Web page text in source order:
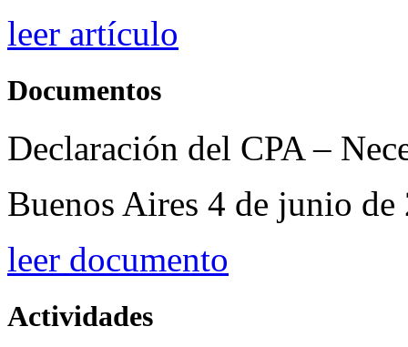
leer artículo
Documentos
Declaración del CPA –
Buenos Aires 4 de junio de
leer documento
Actividades